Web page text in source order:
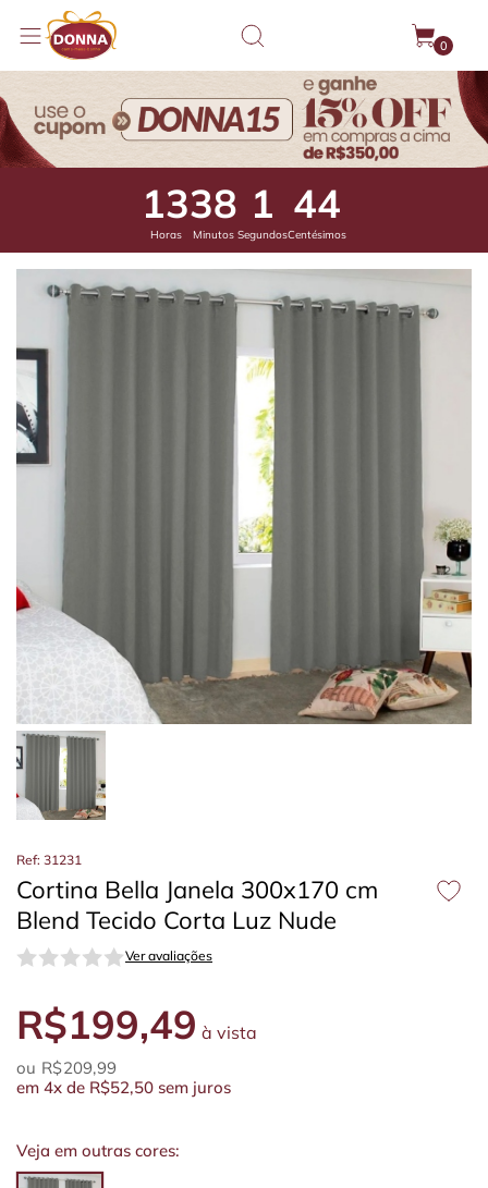
0
13
Horas
38
Minutos
0
Segundos
91
Centésimos
Ref: 31231
Cortina Bella Janela 300x170 cm
Blend Tecido Corta Luz Nude
Ver avaliações
R$199,49 à vista
R$209,99
em 4x de R$52,50 sem juros
Veja em outras cores: